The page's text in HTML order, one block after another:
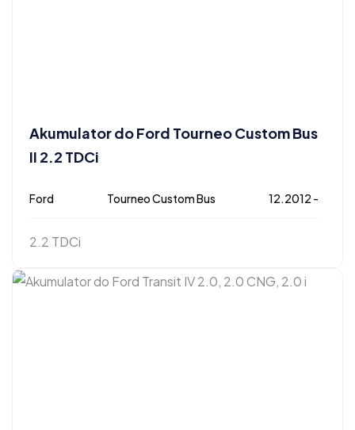
Akumulator do Ford Tourneo Custom Bus
II 2.2 TDCi
Ford Tourneo Custom Bus 12.2012 -
2.2 TDCi